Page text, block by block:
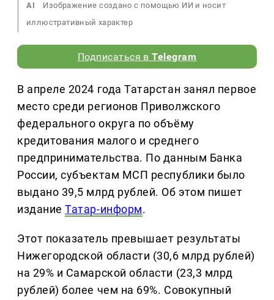
AI
Изображение создано с помощью ИИ и носит
иллюстративный характер
Подписаться вTelegram
В апреле 2024 года Татарстан занял первое
место среди регионов Приволжского
федерального округа по объёму
кредитования малого и среднего
предпринимательства. По данным Банка
России, субъектам МСП республики было
выдано 39,5 млрд рублей. Об этом пишет
изданиеТатар-информ.
Этот показатель превышает результаты
Нижегородской области (30,6 млрд рублей)
на 29% и Самарской области (23,3 млрд
рублей) более чем на 69%. Совокупный